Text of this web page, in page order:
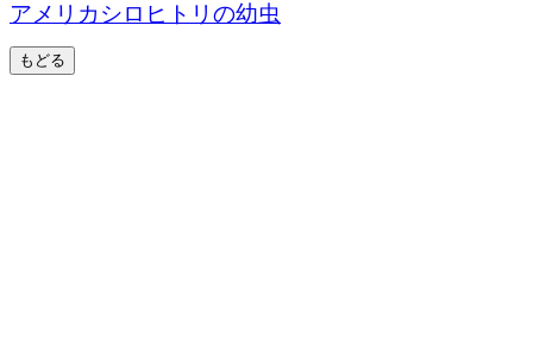
アメリカシロヒトリの幼虫